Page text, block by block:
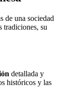
de una sociedad
tradiciones, su
detallada y
históricos y las